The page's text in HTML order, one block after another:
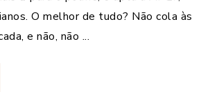
O melhor de tudo? Não cola às
e não, não ...